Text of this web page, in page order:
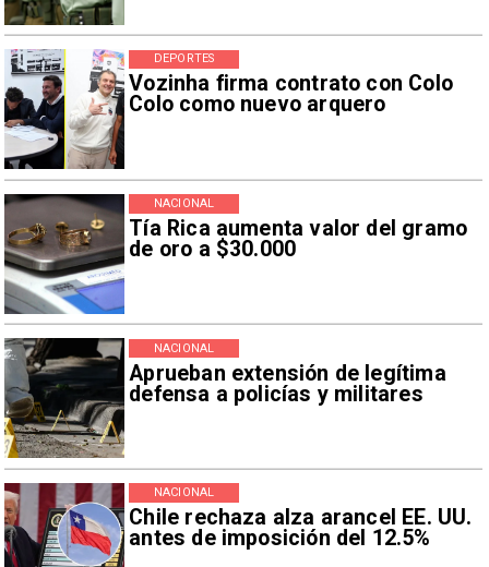
Vozinha firma contrato con Colo
Colo como nuevo arquero
DEPORTES
Tía Rica aumenta valor del gramo
de oro a $30.000
NACIONAL
Aprueban extensión de legítima
defensa a policías y militares
NACIONAL
Chile rechaza alza arancel EE. UU.
antes de imposición del 12.5%
NACIONAL